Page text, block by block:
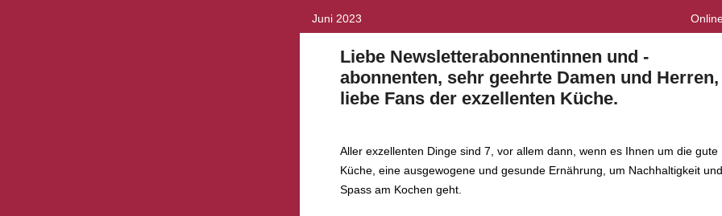
Juni 2023
Liebe Newsletterabonnentinnen und -
abonnenten, sehr geehrte Damen und Herren,
liebe Fans der exzellenten Küche.
Aller exzellenten Dinge sind 7, vor allem dann, wenn es Ihnen um die gute
Küche, eine ausgewogene und gesunde Ernährung, um Nachhaltigkeit und
Spass am Kochen geht.